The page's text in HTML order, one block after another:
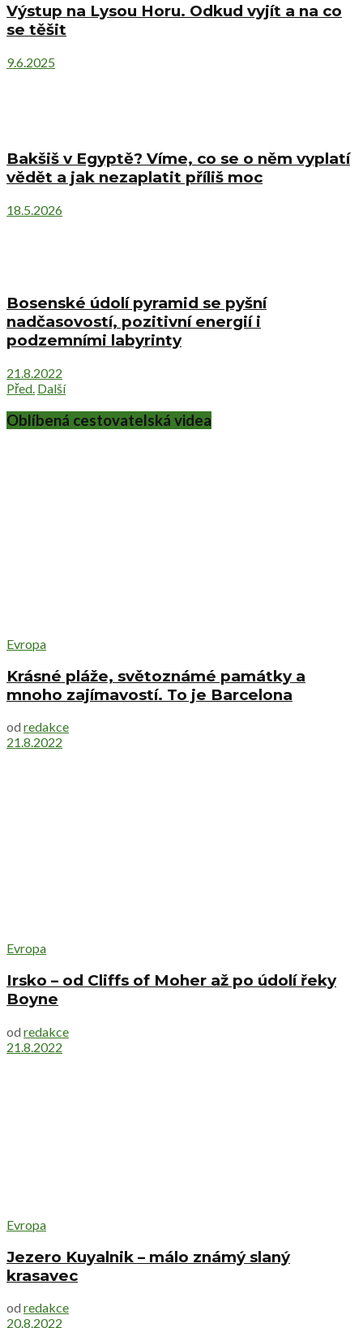
Výstup na Lysou Horu. Odkud vyjít a na co
se těšit
9.6.2025
Bakšiš v Egyptě? Víme, co se o něm vyplatí
vědět a jak nezaplatit příliš moc
18.5.2026
Bosenské údolí pyramid se pyšní
nadčasovostí, pozitivní energií i
podzemními labyrinty
21.8.2022
Před. Další
Oblíbená cestovatelská videa
Evropa
Krásné pláže, světoznámé památky a
mnoho zajímavostí. To je Barcelona
od redakce
21.8.2022
Evropa
Irsko – od Cliffs of Moher až po údolí řeky
Boyne
od redakce
21.8.2022
Evropa
Jezero Kuyalnik – málo známý slaný
krasavec
od redakce
20.8.2022